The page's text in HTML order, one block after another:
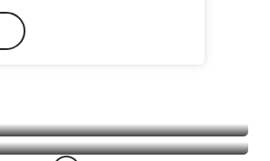
dans la Baie de
dans la Baie de